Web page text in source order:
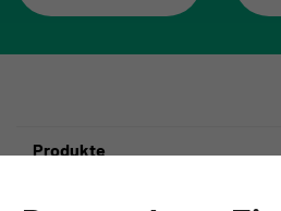
Produkte